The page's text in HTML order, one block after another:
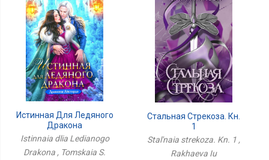
Истинная Для Ледяного
Дракона
Istinnaia dlia Ledianogo
Drakona , Tomskaia S.
Стальная Стрекоза. Кн.
1
Stal'naia strekoza. Kn. 1 ,
Rakhaeva Iu